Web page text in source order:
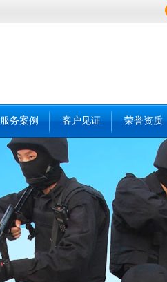
服务案例 客户见证 荣誉资质